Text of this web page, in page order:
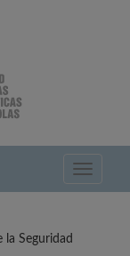
Toggle
la Seguridad